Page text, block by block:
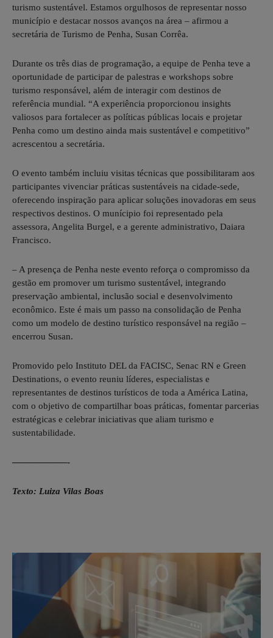
turismo sustentável. Estamos orgulhosos de representar nosso
município e destacar nossos avanços na área – afirmou a
secretária de Turismo de Penha, Susan Corrêa.
Durante os três dias de programação, a equipe de Penha teve a
oportunidade de participar de palestras e workshops sobre
turismo responsável, além de interagir com destinos de
referência mundial. “A experiência proporcionou insights
valiosos para fortalecer as políticas públicas locais e projetar
Penha como um destino ainda mais sustentável e competitivo”
acrescentou a secretária.
O evento também incluiu visitas técnicas que possibilitaram aos
participantes vivenciar práticas sustentáveis na cidade-sede,
oferecendo inspiração para aplicar soluções inovadoras em seus
respectivos destinos. O munícipio foi representado pela
assessora, Angelita Burgel, e a gerente administrativo, Daiara
Francisco.
– A presença de Penha neste evento reforça o compromisso da
gestão em promover um turismo sustentável, integrando
preservação ambiental, inclusão social e desenvolvimento
econômico. Este é mais um passo na consolidação de Penha
como um modelo de destino turístico responsável na região –
encerrou Susan.
Promovido pelo Instituto DEL da FACISC, Senac RN e Green
Destinations, o evento reuniu líderes, especialistas e
representantes de destinos turísticos de toda a América Latina,
com o objetivo de compartilhar boas práticas, fomentar parcerias
estratégicas e celebrar iniciativas que aliam turismo e
sustentabilidade.
——————-
Texto: Luiza Vilas Boas